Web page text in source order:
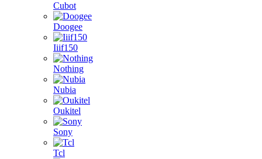
Cubot
Doogee
Iiif150
Nothing
Nubia
Oukitel
Sony
Tcl